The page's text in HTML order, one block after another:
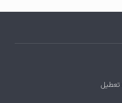
تعطیل